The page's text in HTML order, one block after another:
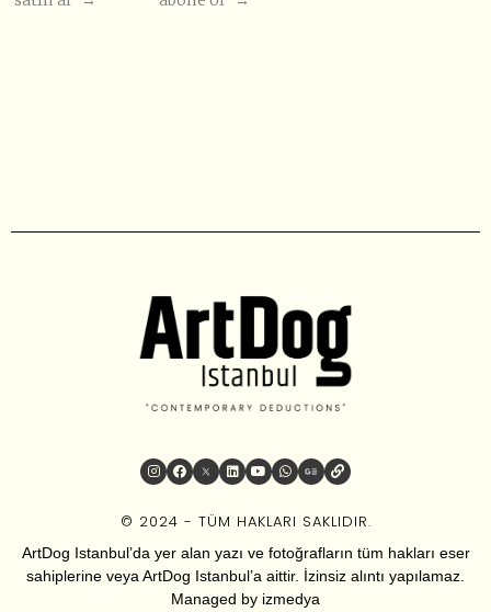
© 2024 - TÜM HAKLARI SAKLIDIR.
ArtDog Istanbul’da yer alan yazı ve fotoğrafların tüm hakları eser
sahiplerine veya ArtDog Istanbul’a aittir. İzinsiz alıntı yapılamaz.
Managed by izmedya